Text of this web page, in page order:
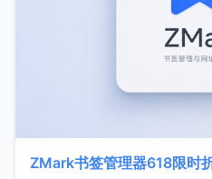
ZMark书签管理器618限时